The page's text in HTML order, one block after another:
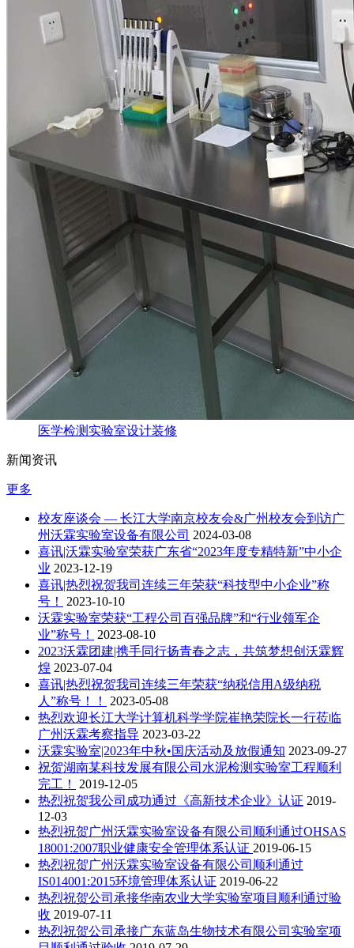
医学检测实验室设计装修
新闻资讯
更多
校友座谈会 — 长江大学南京校友会&广州校友会到访广
州沃霖实验室设备有限公司 2024-03-08
喜讯|沃霖实验室荣获广东省“2023年度专精特新”中小企
业 2023-12-19
喜讯|热烈祝贺我司连续三年荣获“科技型中小企业”称
号！
2023-10-10
沃霖实验室荣获“工程公司百强品牌”和“行业领军企
业”称号！
2023-08-10
2023沃霖团建|携手同行扬青春之志，共筑梦想创沃霖辉
煌 2023-07-04
喜讯|热烈祝贺我司连续三年荣获“纳税信用A级纳税
人”称号！！
2023-05-08
热烈欢迎长江大学计算机科学学院崔艳荣院长一行莅临
广州沃霖考察指导 2023-03-22
沃霖实验室|2023年中秋•国庆活动及放假通知 2023-09-27
祝贺湖南某科技发展有限公司水泥检测实验室工程顺利
完工！
2019-12-05
热烈祝贺我公司成功通过《高新技术企业》认证 2019-
12-03
热烈祝贺广州沃霖实验室设备有限公司顺利通过OHSAS
18001:2007职业健康安全管理体系认证 2019-06-15
热烈祝贺广州沃霖实验室设备有限公司顺利通过
IS014001:2015环境管理体系认证 2019-06-22
热烈祝贺公司承接华南农业大学实验室项目顺利通过验
收 2019-07-11
热烈祝贺公司承接广东蓝岛生物技术有限公司实验室项